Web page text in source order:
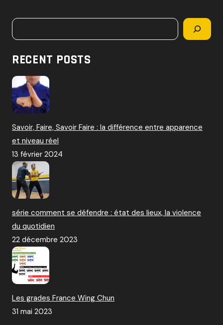
r
Rechercher
RECENT POSTS
Savoir, Faire, Savoir Faire : la différence entre apparence
et niveau réel
13 février 2024
série comment se défendre : état des lieux, la violence
du quotidien
22 décembre 2023
Les grades France Wing Chun
31 mai 2023